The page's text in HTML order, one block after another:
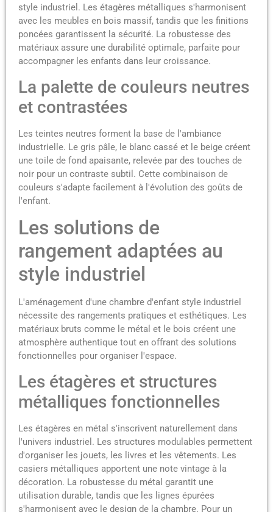
style industriel. Les étagères métalliques s'harmonisent
avec les meubles en bois massif, tandis que les finitions
poncées garantissent la sécurité. La robustesse des
matériaux assure une durabilité optimale, parfaite pour
accompagner les enfants dans leur croissance.
La palette de couleurs neutres
et contrastées
Les teintes neutres forment la base de l'ambiance
industrielle. Le gris pâle, le blanc cassé et le beige créent
une toile de fond apaisante, relevée par des touches de
noir pour un contraste subtil. Cette combinaison de
couleurs s'adapte facilement à l'évolution des goûts de
l'enfant.
Les solutions de
rangement adaptées au
style industriel
L'aménagement d'une chambre d'enfant style industriel
nécessite des rangements pratiques et esthétiques. Les
matériaux bruts comme le métal et le bois créent une
atmosphère authentique tout en offrant des solutions
fonctionnelles pour organiser l'espace.
Les étagères et structures
métalliques fonctionnelles
Les étagères en métal s'inscrivent naturellement dans
l'univers industriel. Les structures modulables permettent
d'organiser les jouets, les livres et les vêtements. Les
casiers métalliques apportent une note vintage à la
décoration. La robustesse du métal garantit une
utilisation durable, tandis que les lignes épurées
s'harmonisent avec le design de la chambre. Pour un